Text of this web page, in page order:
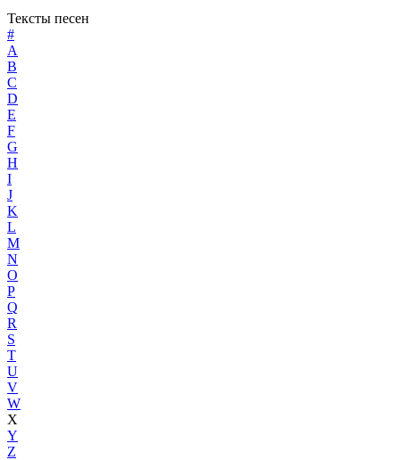
Тексты песен
#
A
B
C
D
E
F
G
H
I
J
K
L
M
N
O
P
Q
R
S
T
U
V
W
X
Y
Z